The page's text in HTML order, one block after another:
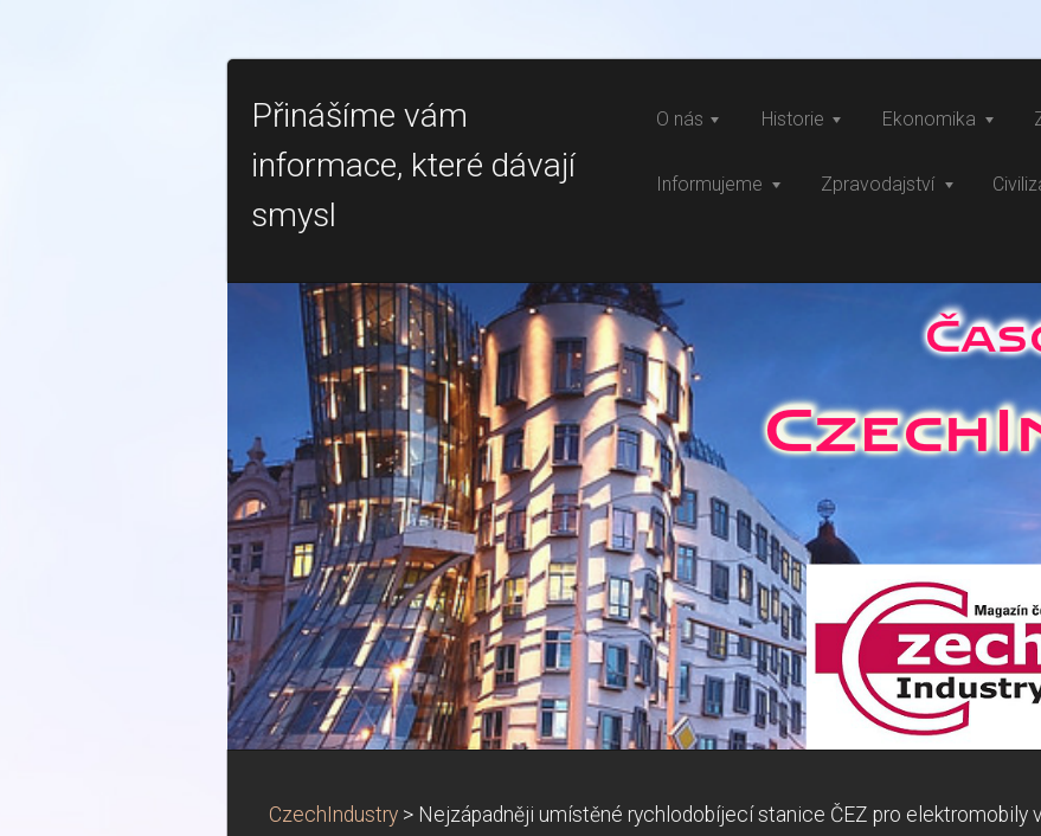
Přinášíme vám
informace, které dávají
smysl
O nás Historie Ekonomika
Informujeme Zpravodajství
CzechIndustry > Nejzápadněji umístěné rychlodobíjecí stanice ČEZ pro elektromobily